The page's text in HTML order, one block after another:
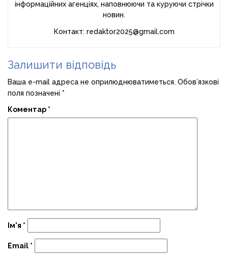
інформаційних агенціях, наповнюючи та куруючи стрічки
новин.
Контакт: redaktor2025@gmail.com
Залишити відповідь
Ваша e-mail адреса не оприлюднюватиметься. Обов’язкові
поля позначені *
Коментар *
Ім'я *
Email *